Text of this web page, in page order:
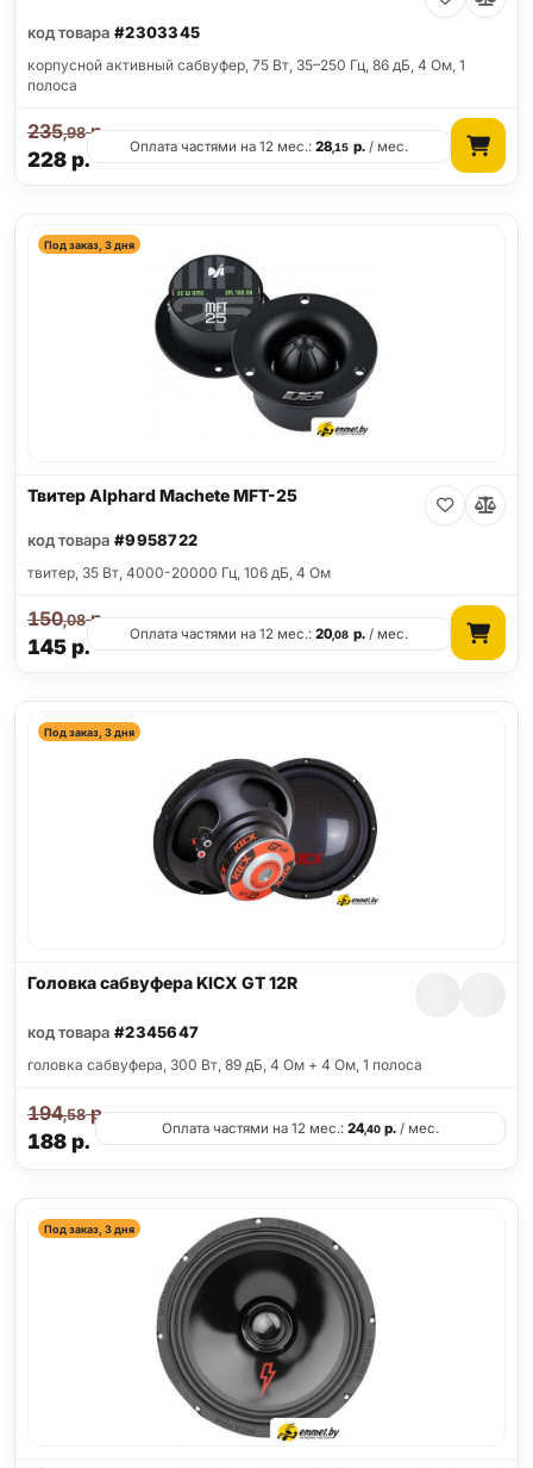
код товара #2303345
корпусной активный сабвуфер, 75 Вт, 35–250 Гц, 86 дБ, 4 Ом, 1
полоса
228р.
235,98р.
Оплата частями на 12 мес.:28,15 р./ мес.
Под заказ, 3 дня
Твитер Alphard Machete MFT-25
код товара #9958722
твитер, 35 Вт, 4000-20000 Гц, 106 дБ, 4 Ом
145р.
150,08р.
Оплата частями на 12 мес.:20,08 р./ мес.
Под заказ, 3 дня
Головка сабвуфера KICX GT 12R
код товара #2345647
головка сабвуфера, 300 Вт, 89 дБ, 4 Ом + 4 Ом, 1 полоса
188р.
194,58р.
Оплата частями на 12 мес.: 24,40р./ мес.
Под заказ, 3 дня